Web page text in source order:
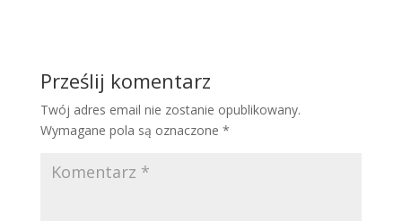
Prześlij komentarz
Twój adres email nie zostanie opublikowany.
Wymagane pola są oznaczone *